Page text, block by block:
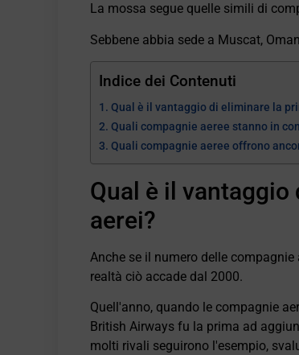
La mossa segue quelle simili di
Sebbene abbia sede a Muscat,
Indice dei Contenuti
Qual è il vantaggio di eliminare la
Quali compagnie aeree stanno in
Quali compagnie aeree offrono
Qual è il
aerei?
Anche se il numero delle
realtà ciò accade dal 2000.
Quell'anno, quando le compagnie
British Airways fu la prima ad
molti rivali seguirono l'esempio,